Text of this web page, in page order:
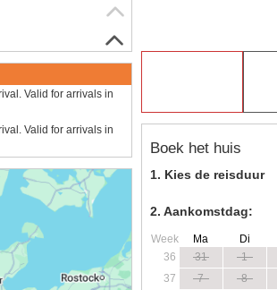
Boek het huis
1. Kies de reisduur
2. Aankomstdag:
Week Ma Di
36
31 1
37
7 8
Valid for arrivals in
Valid for arrivals in